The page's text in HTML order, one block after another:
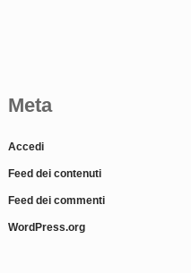
Meta
Accedi
Feed dei contenuti
Feed dei commenti
WordPress.org